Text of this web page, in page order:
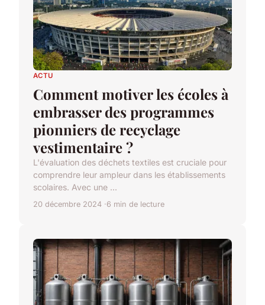
ACTU
Comment motiver les écoles à
embrasser des programmes
pionniers de recyclage
vestimentaire ?
L'évaluation des déchets textiles est cruciale pour
comprendre leur ampleur dans les établissements
scolaires. Avec une ...
20 décembre 2024 6 min de lecture